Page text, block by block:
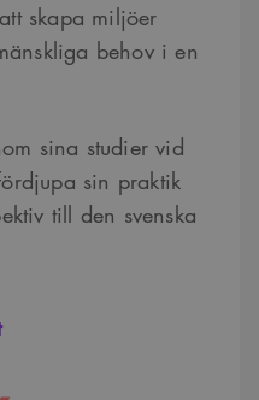
skapa miljöer
behov i en
sina studier vid
sin praktik
till den svenska